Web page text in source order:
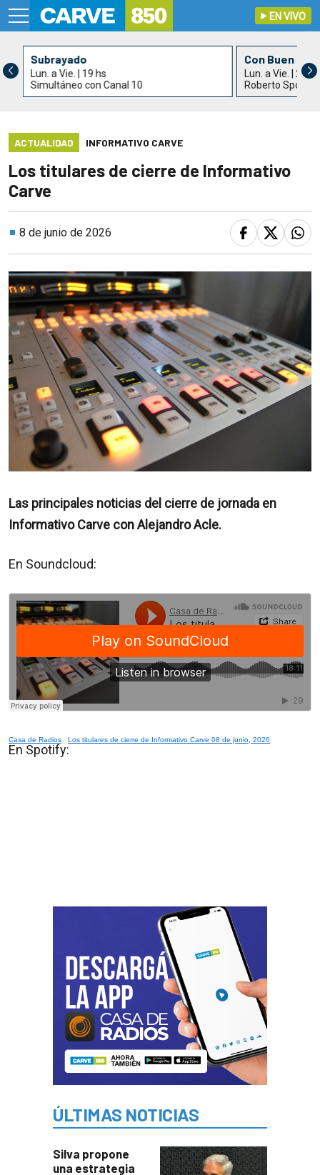
EN VIVO
Subrayado
Lun. a Vie. | 19 hs
Simultáneo con Canal 10
Con Buen
Lun. a Vie. | 21 hs
Roberto
ACTUALIDAD INFORMATIVO CARVE
Los titulares de cierre de Informativo
Carve
8 de junio de 2026
Las principales noticias del cierre de jornada en
Informativo Carve con Alejandro Acle.
En Soundcloud:
Casa de Radios · Los titulares de cierre de Informativo Carve 08 de junio, 2026
En Spotify:
ÚLTIMAS NOTICIAS
Silva propone
una estrategia